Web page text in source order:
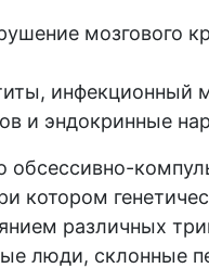
мозгового
инфекционный
и эндокринные
обсессивно-
котором
различных
люди, склонные